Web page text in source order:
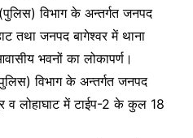
विभाग के अन्तर्गत जनपद
तथा जनपद बागेश्वर में थाना
भवनों का लोकापर्ण।
विभाग के अन्तर्गत जनपद
व लोहाघाट में टाईप-2 के कुल 18